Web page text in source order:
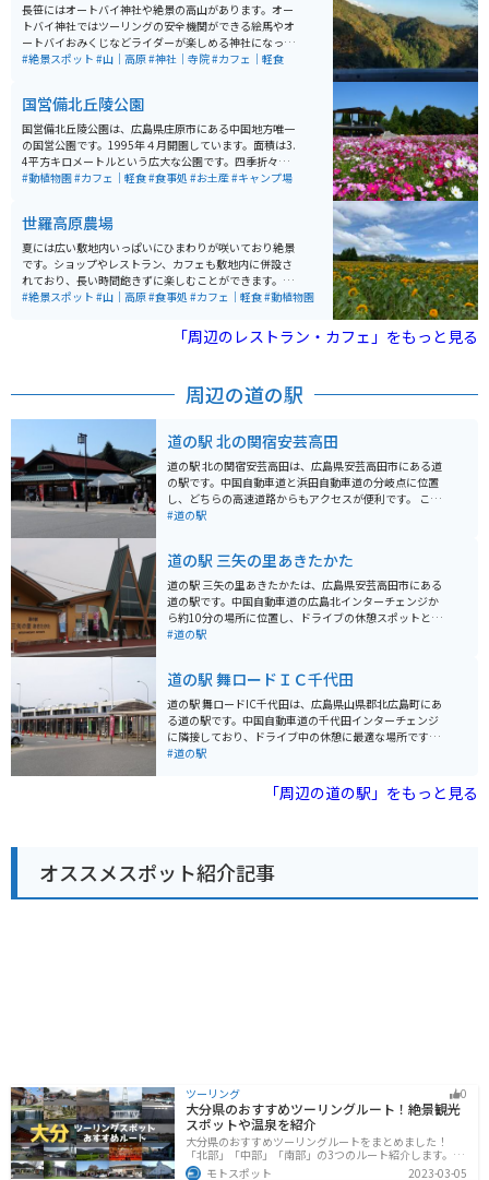
長笹にはオートバイ神社や絶景の高山があります。オー
トバイ神社ではツーリングの安全機関ができる絵馬やオ
ートバイおみくじなどライダーが楽しめる神社になって
います。無料で使える足湯もあり、ツーリングの疲れを
ポットが多数あります。
#絶景スポット #山｜高原#神社｜寺院#カフェ｜軽食
国営備北丘陵公園
国営備北丘陵公園は、広島県庄原市にある中国地方唯一
の国営公園です。1995年４月開園しています。面積は3.
4平方キロメートルという広大な公園です。四季折々の草
花が花壇に植えられていたり、12月にはイルミネーショ
#動植物園#カフェ｜軽食#食事処 #お土産#キャンプ場
世羅高原農場
夏には広い敷地内いっぱいにひまわりが咲いており絶景
です。ショップやレストラン、カフェも敷地内に併設さ
れており、長い時間飽きずに楽しむことができます。季
節によっては違う花もたくさん咲いています。
#絶景スポット #山｜高原#食事処 #カフェ｜軽食#動植物園
「周辺のレストラン・カフェ」をもっと見る
周辺の道の駅
道の駅 北の関宿安芸高田
道の駅 北の関宿安芸高田は、広島県安芸高田市にある道
の駅です。中国自動車道と浜田自動車道の分岐点に位置
し、どちらの高速道路からもアクセスが便利です。 この
道の駅は、戦国時代の山城「郡山城」の麓にあります。
民俗資料館があり、郡山城や周辺の歴史について学ぶこ
とができます。 また、道の駅には、地元の特産品を販売
する物産館や、地元の食材を使った料理が楽しめるレス
トランがあります。安芸高田市は、広島県内でも有数の
米どころとして知られており、道の駅でも美味しいお米
できます。中国山地を走るライダーが多く利用する道の
駅なので、ツーリングの情報収集にも最適です。
#道の駅
道の駅 三矢の里あきたかた
道の駅 三矢の里あきたかたは、広島県安芸高田市にある
道の駅です。中国自動車道の広島北インターチェンジか
ら約10分の場所に位置し、ドライブの休憩スポットとし
て最適です。 地元産の新鮮な野菜や果物が人気で、特に
ができ、おすすめは、あきおおたブランドに認定されて
いる「猪肉そば」です。 また、道の駅に隣接して「歴史
民族資料館」があり、安芸高田市の歴史や文化に触れる
ことができます。周辺には、戦国時代の史跡である郡山
城跡や、毛利元就ゆかりの地である吉田郡山歴史公園な
備されているので安心です。周辺の道路は、信号が少な
#道の駅
道の駅 舞ロードＩＣ千代田
道の駅 舞ロードIC千代田は、広島県山県郡北広島町にあ
る道の駅です。中国自動車道の千代田インターチェンジ
に隣接しており、ドライブ中の休憩に最適な場所です。
地元の特産品を販売する物産館や、地元食材を使った料
の新鮮な野菜や果物は人気です。また、バイク専用の駐
車場も完備されているので、ツーリングの休憩場所とし
峡」の桜並木がおすすめです。約300本ものソメイヨシ
ノが咲き乱れる様子は圧巻です。夏には、川遊びやキャ
ンプを楽しむことができます。秋には、紅葉の名所とし
#道の駅
「周辺の道の駅」をもっと見る
オススメスポット紹介記事
ツーリング 0
大分県のおすすめツーリングルート！絶景観光
スポットや温泉を紹介
大分県のおすすめツーリングルートをまとめました！
「北部」「中部」「南部」の3つのルート紹介します。阿
蘇の雄大な自然を満喫できるスポットや温泉を満喫する
モトスポット 2023-03-05